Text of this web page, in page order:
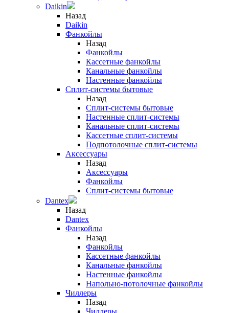
Daikin
Назад
Daikin
Фанкойлы
Назад
Фанкойлы
Кассетные фанкойлы
Канальные фанкойлы
Настенные фанкойлы
Сплит-системы бытовые
Назад
Сплит-системы бытовые
Настенные сплит-системы
Канальные сплит-системы
Кассетные сплит-системы
Подпотолочные сплит-системы
Аксессуары
Назад
Аксессуары
Фанкойлы
Сплит-системы бытовые
Dantex
Назад
Dantex
Фанкойлы
Назад
Фанкойлы
Кассетные фанкойлы
Канальные фанкойлы
Настенные фанкойлы
Напольно-потолочные фанкойлы
Чиллеры
Назад
Чиллеры